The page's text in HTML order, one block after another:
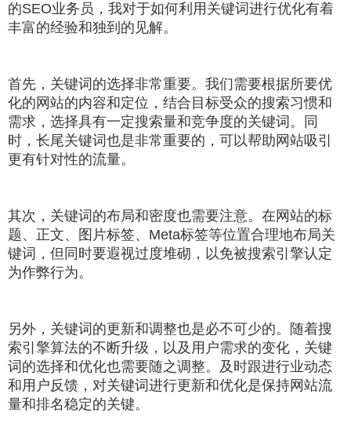
的SEO业务员，我对于如何利用关键词进行优化有着
丰富的经验和独到的见解。
首先，关键词的选择非常重要。我们需要根据所要优
化的网站的内容和定位，结合目标受众的搜索习惯和
需求，选择具有一定搜索量和竞争度的关键词。同
时，长尾关键词也是非常重要的，可以帮助网站吸引
更有针对性的流量。
其次，关键词的布局和密度也需要注意。在网站的标
题、正文、图片标签、Meta标签等位置合理地布局关
键词，但同时要遐视过度堆砌，以免被搜索引擎认定
为作弊行为。
另外，关键词的更新和调整也是必不可少的。随着搜
索引擎算法的不断升级，以及用户需求的变化，关键
词的选择和优化也需要随之调整。及时跟进行业动态
和用户反馈，对关键词进行更新和优化是保持网站流
量和排名稳定的关键。